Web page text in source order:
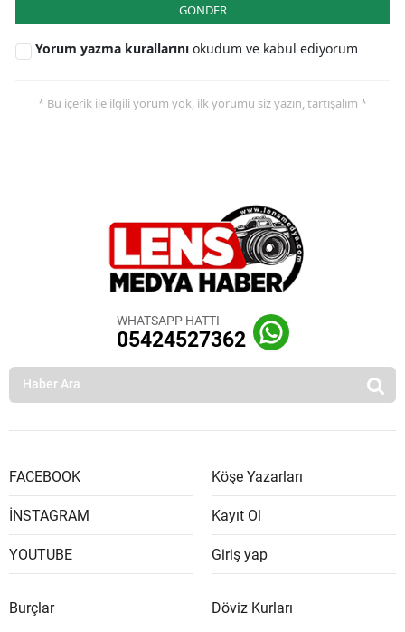
GÖNDER
Yorum yazma kurallarını okudum ve kabul ediyorum
* Bu içerik ile ilgili yorum yok, ilk yorumu siz yazın, tartışalım *
WHATSAPP HATTI
05424527362
FACEBOOK
İNSTAGRAM
YOUTUBE
Köşe Yazarları
Kayıt Ol
Giriş yap
Burçlar Döviz Kurları